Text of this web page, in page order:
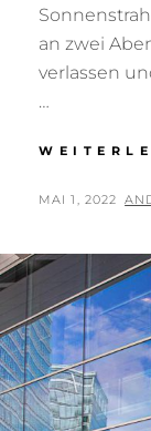
an zwei
verlassen
…
POSTED
MAI 1, 2022 BY